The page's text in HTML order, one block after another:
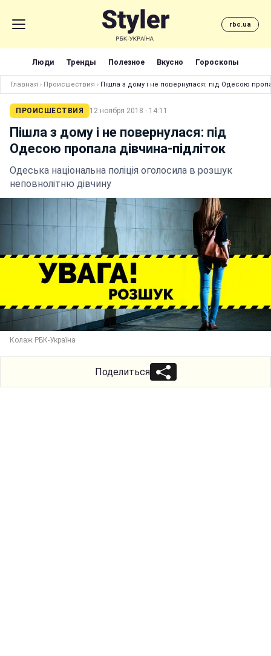
rbc.ua
Люди Тренды Полезное Вкусно Гороскопы
Главная › Происшествия › Пішла з дому і не повернулася: під Одесою
ПРОИСШЕСТВИЯ 12 ноября 2018 · 14:11
Пішла з дому і не повернулася: під
Одесою пропала дівчина-підліток
Одеська національна поліція оголосила в розшук
неповнолітню дівчину
Колаж РБК-Україна
Поделиться